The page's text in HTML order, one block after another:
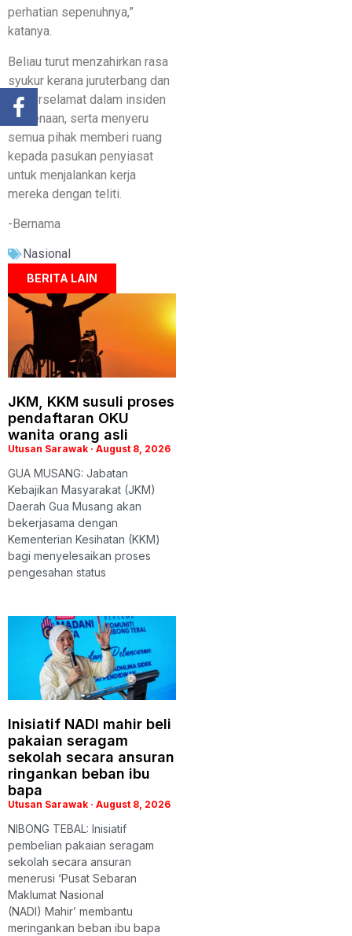
perhatian sepenuhnya,”
katanya.
Beliau turut menzahirkan rasa
syukur kerana juruterbang dan
kru terselamat dalam insiden
berkenaan, serta menyeru
semua pihak memberi ruang
kepada pasukan penyiasat
untuk menjalankan kerja
mereka dengan teliti.
-Bernama
Nasional
BERITA LAIN
JKM, KKM susuli proses
pendaftaran OKU
wanita orang asli
Utusan Sarawak August 8, 2026
GUA MUSANG: Jabatan
Kebajikan Masyarakat (JKM)
Daerah Gua Musang akan
bekerjasama dengan
Kementerian Kesihatan (KKM)
bagi menyelesaikan proses
pengesahan status
Inisiatif NADI mahir beli
pakaian seragam
sekolah secara ansuran
ringankan beban ibu
bapa
Utusan Sarawak August 8, 2026
NIBONG TEBAL: Inisiatif
pembelian pakaian seragam
sekolah secara ansuran
menerusi ‘Pusat Sebaran
Maklumat Nasional
(NADI) Mahir’ membantu
meringankan beban ibu bapa